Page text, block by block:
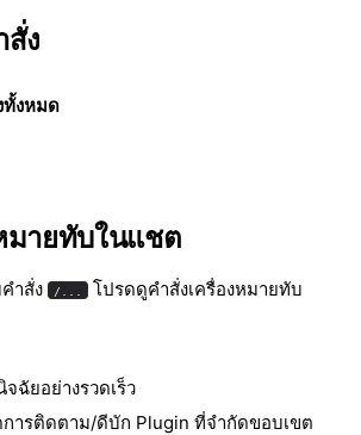
สั่ง
ทั้งหมด
มายทับในแชต
ำสั่ง /... โปรดดูคำสั่งเครื่องหมายทับ
จฉัยอย่างรวดเร็ว
ารติดตาม/ดีบัก Plugin ที่จำกัดขอบเขต